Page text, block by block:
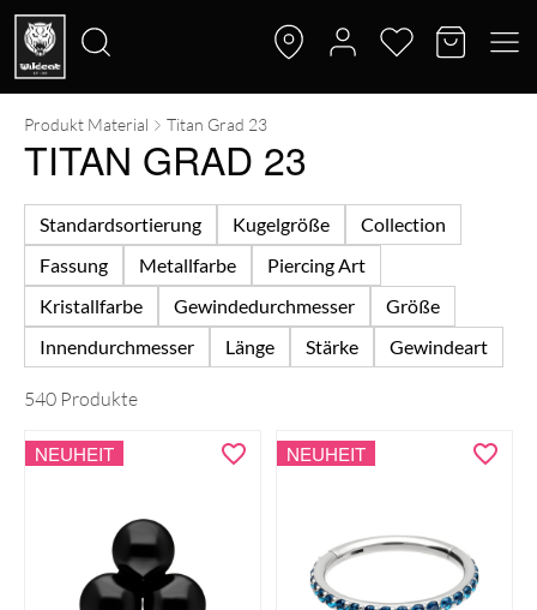
Suche
Produkt Material Titan Grad 23
TITAN GRAD 23
Standardsortierung Kugelgröße
Collection
Fassung
Metallfarbe
Piercing Art
Kristallfarbe
Gewindedurchmesser
Größe
Innendurchmesser
Länge Stärke Gewindeart
540 Produkte
NEUHEIT NEUHEIT